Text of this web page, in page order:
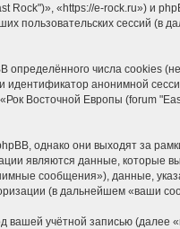
Rock")», «https://e-rock.ru») и
пользовательских сессий (в
определённого числа cookies
идентификатор анонимной
Восточной Европы (forum
однако они выходят за
являются данные, которые вы
сообщения»), данные,
(в дальнейшем «ваши
вашей учётной записью (далее